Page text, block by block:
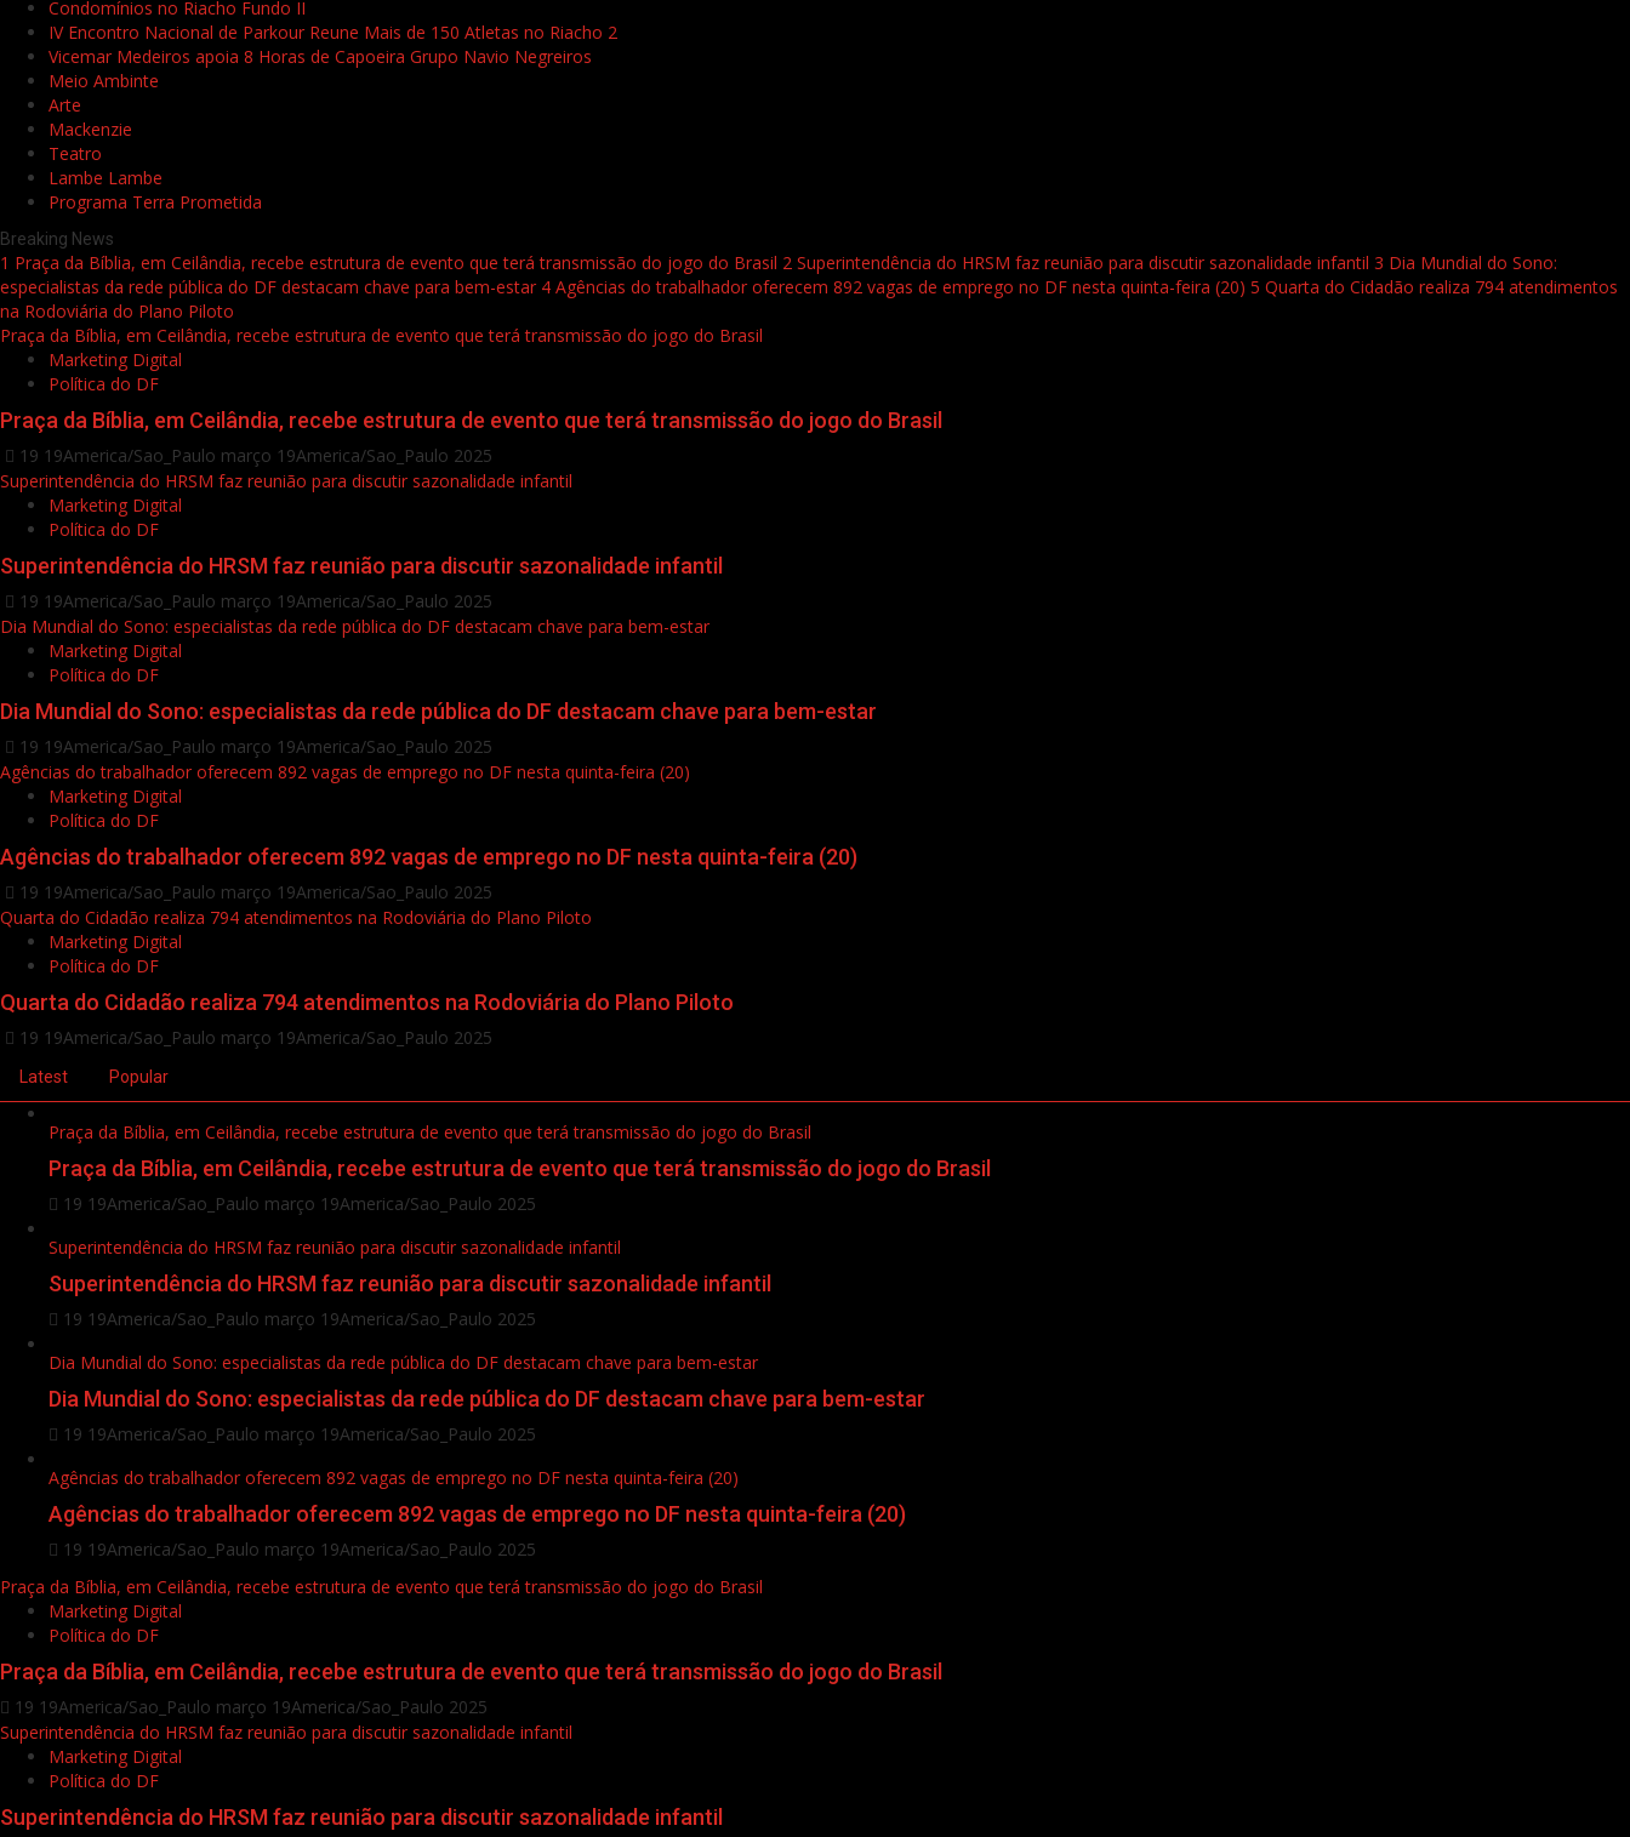
Condomínios no Riacho Fundo II
IV Encontro Nacional de Parkour Reune Mais de 150 Atletas no Riacho 2
Vicemar Medeiros apoia 8 Horas de Capoeira Grupo Navio Negreiros
Meio Ambinte
Arte
Mackenzie
Teatro
Lambe Lambe
Programa Terra Prometida
Breaking News
1 Praça da Bíblia, em Ceilândia, recebe estrutura de evento que terá transmissão do jogo do Brasil 2 Superintendência do HRSM faz reunião para discutir sazonalidade infantil 3 Dia Mundial do Sono:
especialistas da rede pública do DF destacam chave para bem-estar 4 Agências do trabalhador oferecem 892 vagas de emprego no DF nesta quinta-feira (20) 5 Quarta do Cidadão realiza 794 atendimentos
na Rodoviária do Plano Piloto
Praça da Bíblia, em Ceilândia, recebe estrutura de evento que terá transmissão do jogo do Brasil
Marketing Digital
Política do DF
Praça da Bíblia, em Ceilândia, recebe estrutura de evento que terá transmissão do jogo do Brasil
19 19America/Sao_Paulo março 19America/Sao_Paulo 2025
Superintendência do HRSM faz reunião para discutir sazonalidade infantil
Marketing Digital
Política do DF
Superintendência do HRSM faz reunião para discutir sazonalidade infantil
19 19America/Sao_Paulo março 19America/Sao_Paulo 2025
Dia Mundial do Sono: especialistas da rede pública do DF destacam chave para bem-estar
Marketing Digital
Política do DF
Dia Mundial do Sono: especialistas da rede pública do DF destacam chave para bem-estar
19 19America/Sao_Paulo março 19America/Sao_Paulo 2025
Agências do trabalhador oferecem 892 vagas de emprego no DF nesta quinta-feira (20)
Marketing Digital
Política do DF
Agências do trabalhador oferecem 892 vagas de emprego no DF nesta quinta-feira (20)
19 19America/Sao_Paulo março 19America/Sao_Paulo 2025
Quarta do Cidadão realiza 794 atendimentos na Rodoviária do Plano Piloto
Marketing Digital
Política do DF
Quarta do Cidadão realiza 794 atendimentos na Rodoviária do Plano Piloto
19 19America/Sao_Paulo março 19America/Sao_Paulo 2025
Latest Popular
Praça da Bíblia, em Ceilândia, recebe estrutura de evento que terá transmissão do jogo do Brasil
Praça da Bíblia, em Ceilândia, recebe estrutura de evento que terá transmissão do jogo do Brasil
19 19America/Sao_Paulo março 19America/Sao_Paulo 2025
Superintendência do HRSM faz reunião para discutir sazonalidade infantil
Superintendência do HRSM faz reunião para discutir sazonalidade infantil
19 19America/Sao_Paulo março 19America/Sao_Paulo 2025
Dia Mundial do Sono: especialistas da rede pública do DF destacam chave para bem-estar
Dia Mundial do Sono: especialistas da rede pública do DF destacam chave para bem-estar
19 19America/Sao_Paulo março 19America/Sao_Paulo 2025
Agências do trabalhador oferecem 892 vagas de emprego no DF nesta quinta-feira (20)
Agências do trabalhador oferecem 892 vagas de emprego no DF nesta quinta-feira (20)
19 19America/Sao_Paulo março 19America/Sao_Paulo 2025
Praça da Bíblia, em Ceilândia, recebe estrutura de evento que terá transmissão do jogo do Brasil
Marketing Digital
Política do DF
Praça da Bíblia, em Ceilândia, recebe estrutura de evento que terá transmissão do jogo do Brasil
19 19America/Sao_Paulo março 19America/Sao_Paulo 2025
Superintendência do HRSM faz reunião para discutir sazonalidade infantil
Marketing Digital
Política do DF
Superintendência do HRSM faz reunião para discutir sazonalidade infantil